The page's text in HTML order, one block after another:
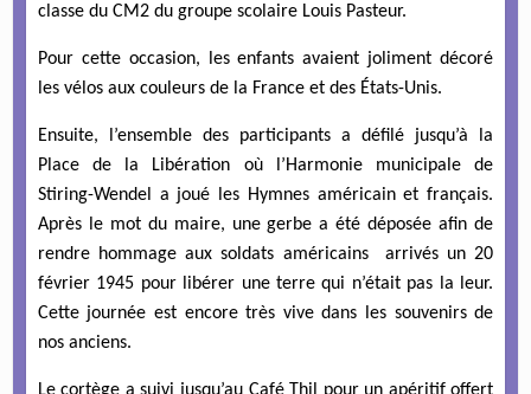
classe du CM2 du groupe scolaire Louis Pasteur.
Pour cette occasion, les enfants avaient joliment décoré
les vélos aux couleurs de la France et des États-Unis.
Ensuite, l’ensemble des participants a défilé jusqu’à la
Place de la Libération où l’Harmonie municipale de
Stiring-Wendel a joué les Hymnes américain et français.
Après le mot du maire, une gerbe a été déposée afin de
rendre hommage aux soldats américains arrivés un 20
février 1945 pour libérer une terre qui n’était pas la leur.
Cette journée est encore très vive dans les souvenirs de
nos anciens.
Le cortège a suivi jusqu’au Café Thil pour un apéritif offert